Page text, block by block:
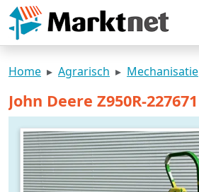
Home Agrarisch Mechanisatie
John Deere Z950R-227671